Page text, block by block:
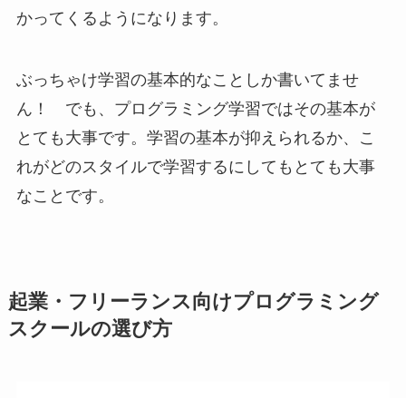
かってくるようになります。
ぶっちゃけ学習の基本的なことしか書いてませ
ん！ でも、プログラミング学習ではその基本が
とても大事です。学習の基本が抑えられるか、こ
れがどのスタイルで学習するにしてもとても大事
なことです。
起業・フリーランス向けプログラミング
スクールの選び方